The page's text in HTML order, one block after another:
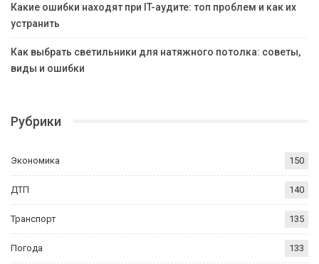
Какие ошибки находят при IT-аудите: топ проблем и как их
устранить
Как выбрать светильники для натяжного потолка: советы,
виды и ошибки
Рубрики
Экономика 150
ДТП 140
Транспорт 135
Погода 133